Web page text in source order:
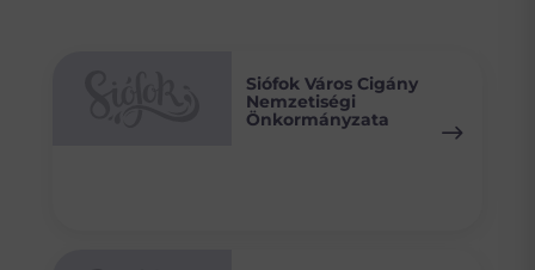
Siófok Város Cigány
Nemzetiségi
Önkormányzata